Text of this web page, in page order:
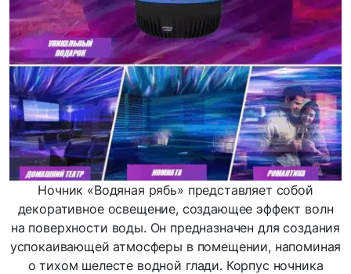
Ночник «Водяная рябь» представляет собой
декоративное освещение, создающее эффект волн
на поверхности воды. Он предназначен для создания
успокаивающей атмосферы в помещении, напоминая
о тихом шелесте водной глади. Корпус ночника